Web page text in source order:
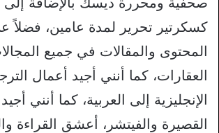
كسكرتير تحرير لمدة عامين، فضلاً
المحتوى والمقالات في جميع
العقارات، كما أنني أجيد أعمال
الإنجليزية إلى العربية، كما أنني
القصيرة والفيتشر، أعشق القراءة